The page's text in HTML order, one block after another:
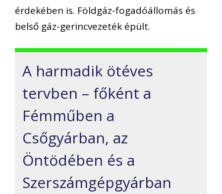
érdekében is. Földgáz-fogadóállomás és
belső gáz-gerincvezeték épült.
A harmadik ötéves
tervben – főként a
Fémműben a
Csőgyárban, az
Öntödében és a
Szerszámgépgyárban